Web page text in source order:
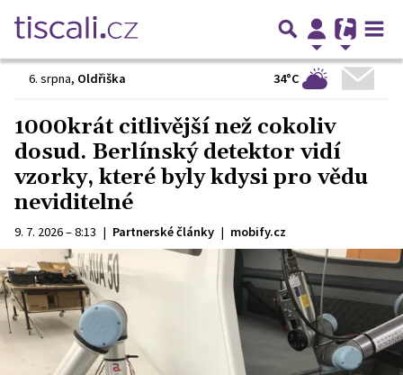
6. srpna, Oldřiška 34°C
1000krát citlivější než cokoliv
dosud. Berlínský detektor vidí
vzorky, které byly kdysi pro vědu
neviditelné
9. 7. 2026 – 8:13 | Partnerské články | mobify.cz